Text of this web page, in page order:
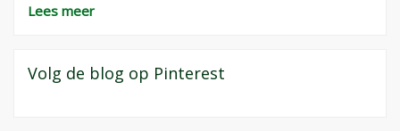
Lees meer
Volg de blog op Pinterest